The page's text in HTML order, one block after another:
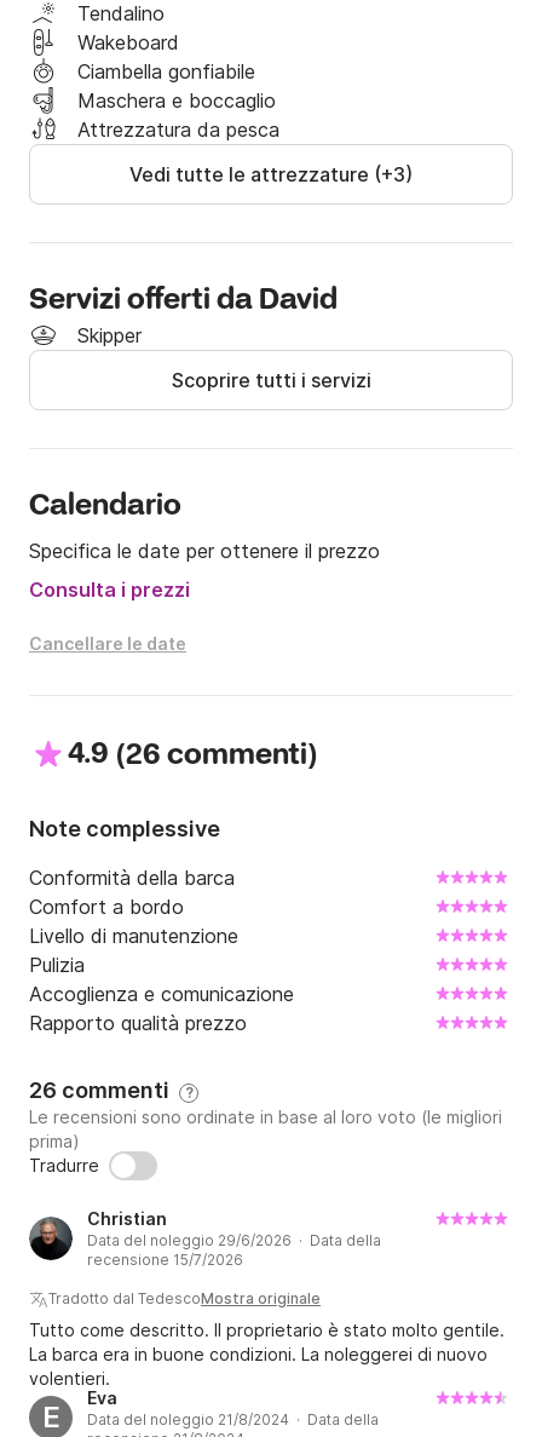
Abbiamo il Voraz 450 con motori Yamaha o Mercury
da 15 CV. Entrambi offrono le stesse funzionalità.
Come è evidente, non è una barca veloce ma
permette di raggiungere le migliori calette nei dintorni
di Sant Feliu de Guíxols.
Ha una capacità per 5 persone. Idealmente
dovrebbero esserci 3 o 4 adulti al massimo.
Tendalino
Wakeboard
Ciambella gonfiabile
Maschera e boccaglio
Attrezzatura da pesca
Vedi tutte le attrezzature (+3)
Servizi offerti da David
Skipper
Scoprire tutti i servizi
Calendario
Specifica le date per ottenere il prezzo
Consulta i prezzi
Cancellare le date
4.9 (26 commenti)
Note complessive
Conformità della barca
Comfort a bordo
Livello di manutenzione
Pulizia
Accoglienza e comunicazione
Rapporto qualità prezzo
26 commenti ?
Le recensioni sono ordinate in base al loro voto (le migliori
prima)
Tradurre
Christian
Data del noleggio 29/6/2026 · Data della
recensione 15/7/2026
Tradotto dal TedescoMostra originale
Tutto come descritto. Il proprietario è stato molto gentile.
La barca era in buone condizioni. La noleggerei di nuovo
volentieri.
E
Eva
Data del noleggio 21/8/2024 · Data della